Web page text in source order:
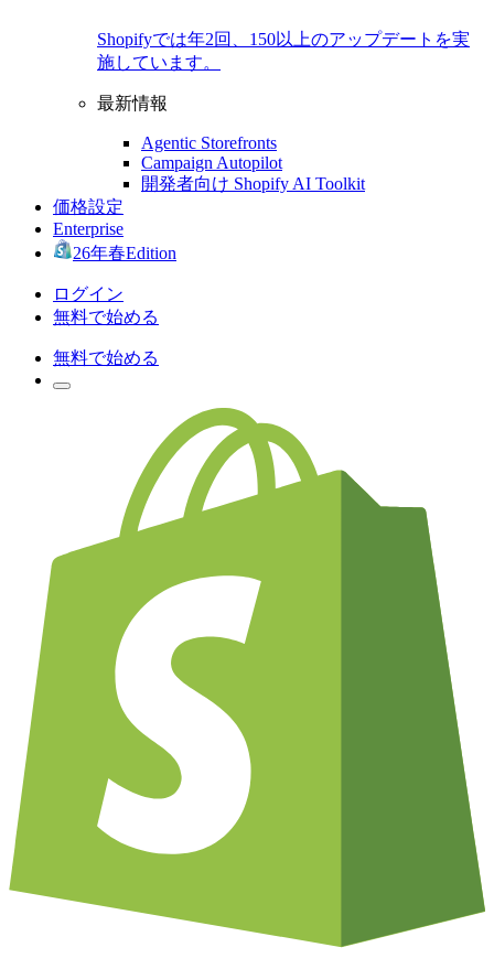
Shopifyでは年2回、150以上のアップデートを実
施しています。
最新情報
Agentic Storefronts
Campaign Autopilot
開発者向け Shopify AI Toolkit
価格設定
Enterprise
26年春Edition
ログイン
無料で始める
無料で始める